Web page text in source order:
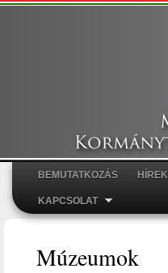
Főmenü
BEMUTATKOZÁS HÍREK
KAPCSOLAT
Múzeumok